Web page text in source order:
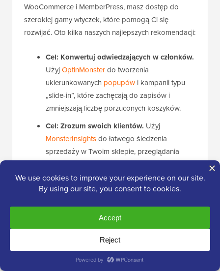
WooCommerce i MemberPress, masz dostęp do
szerokiej gamy wtyczek, które pomogą Ci się
rozwijać. Oto kilka naszych najlepszych rekomendacji:
Cel: Konwertuj odwiedzających w członków.
UżyjOptinMonsterdo tworzenia
ukierunkowanych popupów i kampanii typu
„slide-in”, które zachęcają do zapisów i
zmniejszają liczbę porzuconych koszyków.
Cel: Zrozum swoich klientów. Użyj
MonsterInsightsdo łatwego śledzenia
sprzedaży w Twoim sklepie, przeglądania
najpopularniejszych produktów i zrozumienia,
jak ludzie znajdują Twoją witrynę.
Cel: Zwiększ ruch z Google.UżyjAll in One
SEOdo optymalizacji stron produktów i
sklepu, aby uzyskać wyższą pozycję w
Cel: Stwórz niestandardowy projekt sklepu.
SeedProddo tworzenia całkowicie